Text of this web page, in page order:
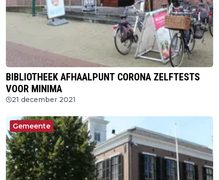
BIBLIOTHEEK AFHAALPUNT CORONA ZELFTESTS
VOOR MINIMA
21 december 2021
Gemeente